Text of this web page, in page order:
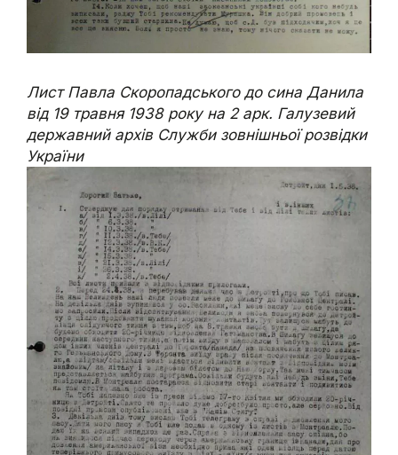
Лист Павла Скоропадського до сина Данила
від 19 травня 1938 року на 2 арк. Галузевий
державний архів Служби зовнішньої розвідки
України